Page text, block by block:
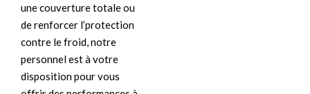
une couverture totale ou
de renforcer l’protection
contre le froid, notre
personnel est à votre
disposition pour vous